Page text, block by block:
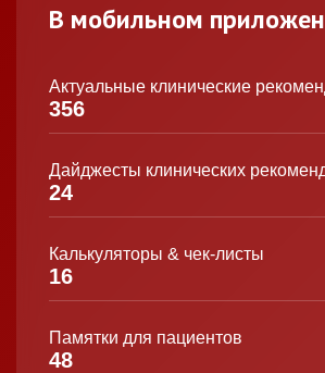
В мобильном
Актуальные клинические
356
Дайджесты клинических
24
Калькуляторы & чек-листы
16
Памятки для пациентов
48